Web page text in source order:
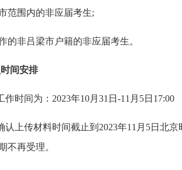
范围内的非应届考生;
的非吕梁市户籍的非应届考生。
间安排
作时间为：2023年10月31日-11月5日17:00
认上传材料时间截止到2023年11月5日北
不再受理。